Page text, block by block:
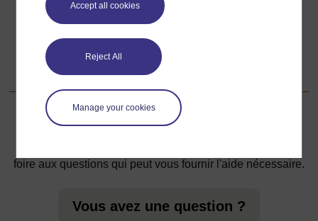
Accept all cookies
Reject All
Manage your cookies
Suivant
Suivant
1. Explorer les fractions simples en groupes, avec des
ressources simples
foire aux questions qui peut vous fournir l'aide nécessaire.
Vous avez une question ?